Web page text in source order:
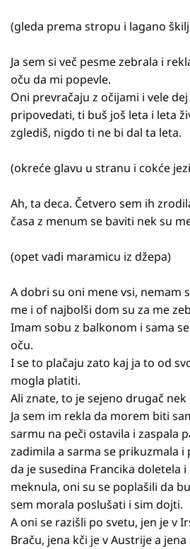
(gleda prema stropu i lagano
Ja sem si več pesme zebrala i
oču da mi popevle.
Oni prevračaju z očijami i vele
pripovedati, ti buš još leta i leta
zglediš, nigdo ti ne bi dal ta leta.
(okreće glavu u stranu i cokće
Ah, ta deca. Četvero sem ih
časa z menum se baviti nek su
(opet vadi maramicu iz džepa)
A dobri su oni mene vsi, nemam
me i of najbolši dom su za me
Imam sobu z balkonom i sama
oču.
I se to plačaju zato kaj ja to od
mogla platiti.
Ali znate, to je sejeno drugač nek
Ja sem im rekla da morem biti
sarmu na peči ostavila i zaspala
zadimila a sarma se prikuzmala
da je susedina Francika doletela
meknula, oni su se poplašili da
sem morala poslušati i sim dojti.
A oni se razišli po svetu, jen je v
Braču, jena kči je v Austrije a